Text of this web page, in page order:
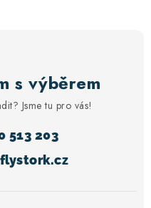
s výběrem
Jsme tu pro vás!
flystork.cz
513 203